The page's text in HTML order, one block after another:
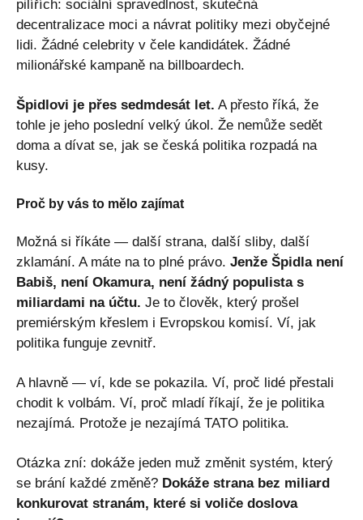
pilířích: sociální spravedlnost, skutečná
decentralizace moci a návrat politiky mezi obyčejné
lidi. Žádné celebrity v čele kandidátek. Žádné
milionářské kampaně na billboardech.
Špidlovi je přes sedmdesát let. A přesto říká, že
tohle je jeho poslední velký úkol. Že nemůže sedět
doma a dívat se, jak se česká politika rozpadá na
kusy.
Proč by vás to mělo zajímat
Možná si říkáte — další strana, další sliby, další
zklamání. A máte na to plné právo. Jenže Špidla není
Babiš, není Okamura, není žádný populista s
miliardami na účtu. Je to člověk, který prošel
premiérským křeslem i Evropskou komisí. Ví, jak
politika funguje zevnitř.
A hlavně — ví, kde se pokazila. Ví, proč lidé přestali
chodit k volbám. Ví, proč mladí říkají, že je politika
nezajímá. Protože je nezajímá TATO politika.
Otázka zní: dokáže jeden muž změnit systém, který
se brání každé změně? Dokáže strana bez miliard
konkurovat stranám, které si voliče doslova